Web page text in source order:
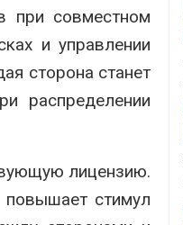
при совместном
и управлении
сторона станет
распределении
лицензию.
повышает стимул
кондиционера и почти
без отопления
Камчатские северные
олени набирают вес
Ozon запустит сбор
помощи для приютов